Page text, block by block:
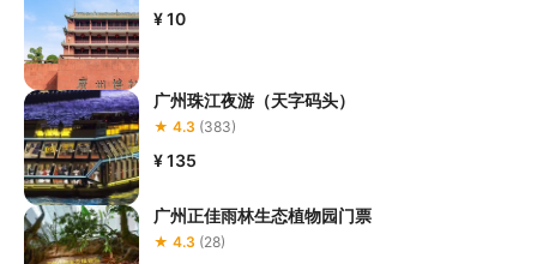
¥ 10
广州珠江夜游（天字码头）
★ 4.3 (383)
¥ 135
广州正佳雨林生态植物园门票
★ 4.3 (28)